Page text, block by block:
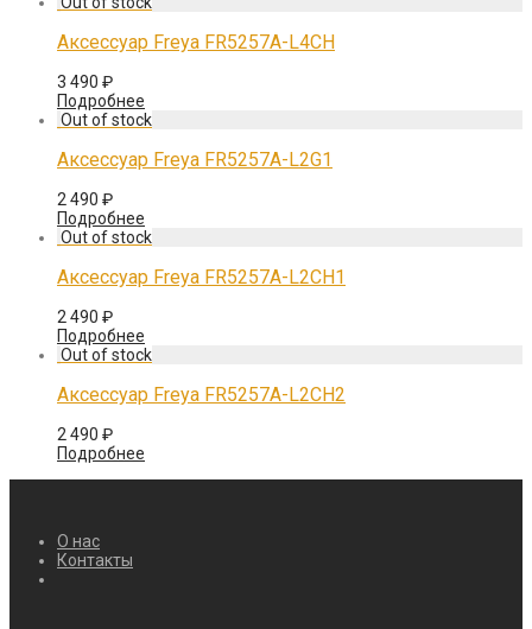
Аксессуар Freya FR5257A-L4CH
3 490 ₽
Подробнее
Аксессуар Freya FR5257A-L2G1
2 490 ₽
Подробнее
Аксессуар Freya FR5257A-L2CH1
2 490 ₽
Подробнее
Аксессуар Freya FR5257A-L2CH2
2 490 ₽
Подробнее
О нас
Контакты